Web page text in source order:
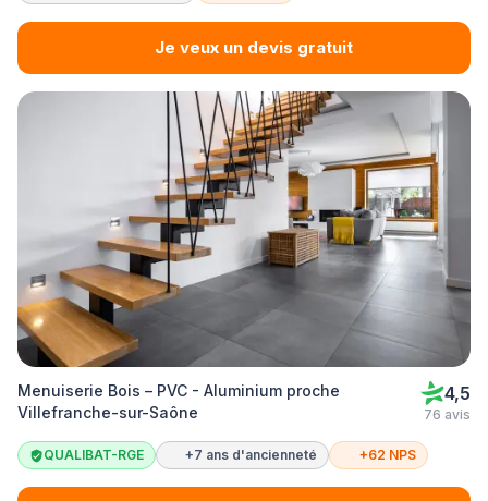
Je veux un devis gratuit
Menuiserie Bois – PVC - Aluminium proche
Villefranche-sur-Saône
4,5
76 avis
QUALIBAT-RGE +7 ans d'ancienneté +62 NPS